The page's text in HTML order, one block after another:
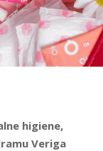
higiene,
Veriga